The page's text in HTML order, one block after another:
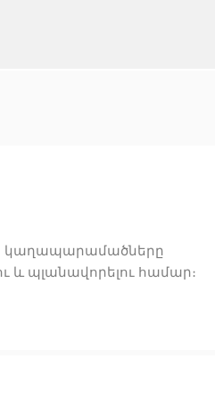
կաղապարամածները
և պլանավորելու համար։